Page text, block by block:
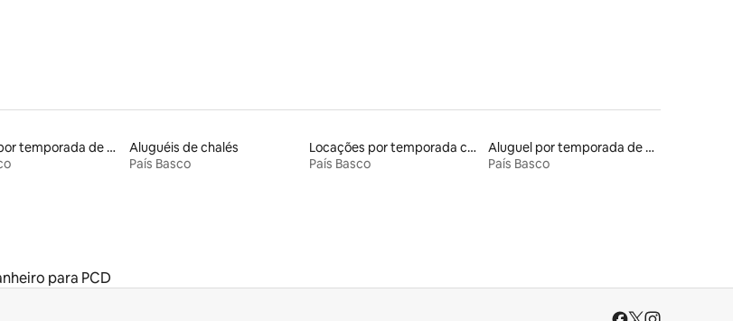
Aluguel por temporada de apart-hotéis
Aluguéis de chalés
País Basco
Locações por temporada com piscina
País Basco
Aluguel por temporada de casas de veraneio
País Basco
para PCD